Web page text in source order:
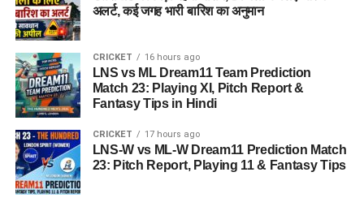
पुलिस द्वारा की गई तलाशी में आरोपी के पास से सेना की वर्दी, बैज, कैप और
इस्तेमाल वो लोगों का भरोसा जीतने और खुद को प्रभावशाली अधिकारी
साबित करने के लिए करता था।
पुलिस मामले की जांच में जुटी
फिलहाल पुलिस ने मामला दर्ज कर जांच आगे बढ़ा दी है। अधिकारियों का
कहना है कि जांच के दौरान यदि अन्य पीड़ित सामने आते हैं तो उनके बयान
भी दर्ज किए जाएंगे और मामले के सभी पहलुओं की गहन पड़ताल की जाएगी।
अलर्ट, कई जगह भारी बारिश का अनुमान
CRICKET 16 hours ago
LNS vs ML Dream11 Team Prediction
Match 23: Playing XI, Pitch Report &
Fantasy Tips in Hindi
CRICKET 17 hours ago
LNS-W vs ML-W Dream11 Prediction Match
23: Pitch Report, Playing 11 & Fantasy Tips